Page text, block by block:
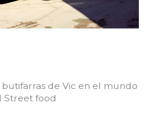
butifarras de Vic en el mundo
Street food